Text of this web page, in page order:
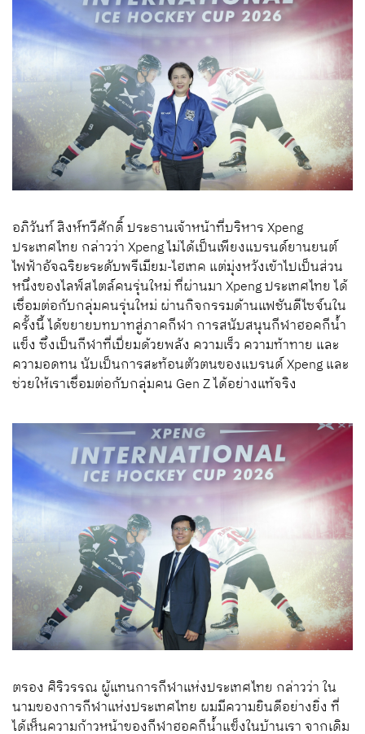
อภิวันท์ สิงห์ทวีศักดิ์ ประธานเจ้าหน้าที่บริหาร Xpeng
ประเทศไทย กล่าวว่า Xpeng ไม่ได้เป็นเพียงแบรนด์ยานยนต์
ไฟฟ้าอัจฉริยะระดับพรีเมียม-ไฮเทค แต่มุ่งหวังเข้าไปเป็นส่วน
หนึ่งของไลฟ์สไตล์คนรุ่นใหม่ ที่ผ่านมา Xpeng ประเทศไทย ได้
เชื่อมต่อกับกลุ่มคนรุ่นใหม่ ผ่านกิจกรรมด้านแฟชันดีไซจ์นใน
ครั้งนี้ ได้ขยายบทบาทสู่ภาคกีฬา การสนับสนุนกีฬาฮอคกีน้ำ
แข็ง ซึ่งเป็นกีฬาที่เปี่ยมด้วยพลัง ความเร็ว ความท้าทาย และ
ความอดทน นับเป็นการสะท้อนตัวตนของแบรนด์ Xpeng และ
ช่วยให้เราเชื่อมต่อกับกลุ่มคน Gen Z ได้อย่างแท้จริง
ตรอง ศิริวรรณ ผู้แทนการกีฬาแห่งประเทศไทย กล่าวว่า ใน
นามของการกีฬาแห่งประเทศไทย ผมมีความยินดีอย่างยิ่ง ที่
ได้เห็นความก้าวหน้าของกีฬาฮอคกีน้ำแข็งในบ้านเรา จากเดิม